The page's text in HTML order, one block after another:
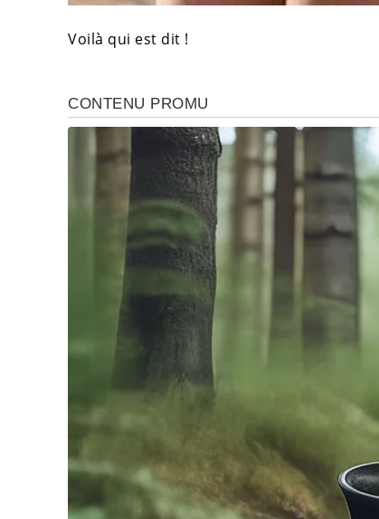
Voilà qui est dit !